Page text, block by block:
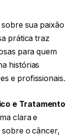
sua paixão
prática traz
para quem
histórias
e profissionais.
e Tratamento
clara e
o câncer,